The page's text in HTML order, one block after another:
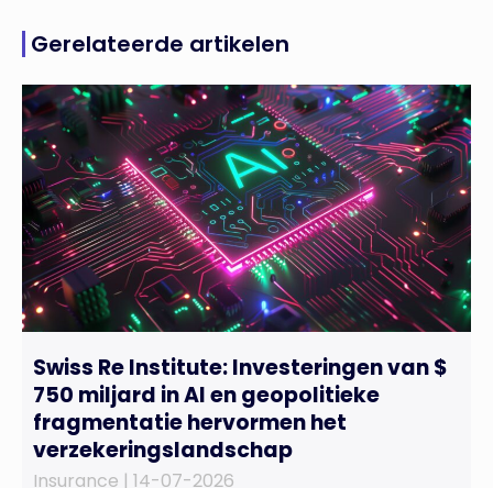
Gerelateerde artikelen
Swiss Re Institute: Investeringen van $
750 miljard in AI en geopolitieke
fragmentatie hervormen het
verzekeringslandschap
Insurance | 14-07-2026